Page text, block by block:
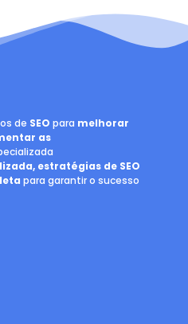
de SEO para melhorar
as
estratégias de SEO
para garantir o sucesso